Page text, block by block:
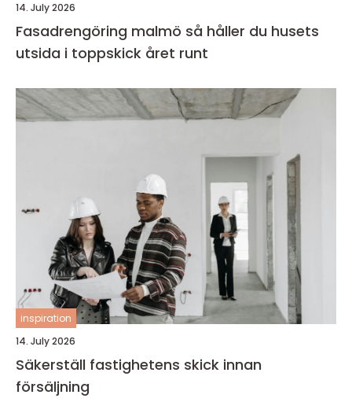
14. July 2026
Fasadrengöring malmö så håller du husets
utsida i toppskick året runt
inspiration
14. July 2026
Säkerställ fastighetens skick innan
försäljning